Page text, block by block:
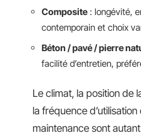
Composite : longévité,
contemporain et choix
Béton / pavé / pierre
facilité d’entretien,
Le climat, la position de
la fréquence
maintenance sont